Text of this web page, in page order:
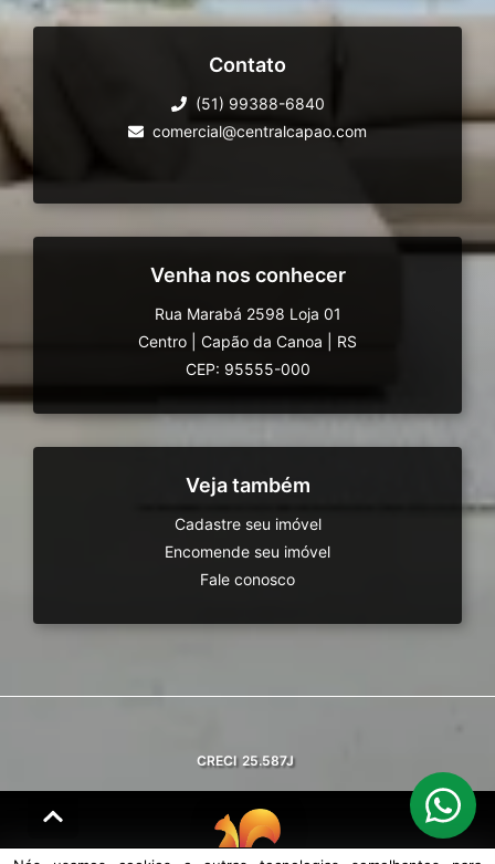
Contato
(51) 99388-6840
comercial@centralcapao.com
Venha nos conhecer
Rua Marabá 2598 Loja 01
Centro
Capão da Canoa
RS
CEP: 95555-000
Veja também
Cadastre seu imóvel
Encomende seu imóvel
Fale conosco
CRECI 25.587J